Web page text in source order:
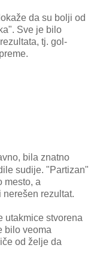
da su bolji od
Sve je bilo
tj. gol-
bila znatno
sudije. "Partizan"
mesto, a
rezultat.
utakmice stvorena
bilo veoma
od želje da